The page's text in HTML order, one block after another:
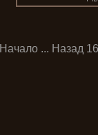
Начало ... Назад